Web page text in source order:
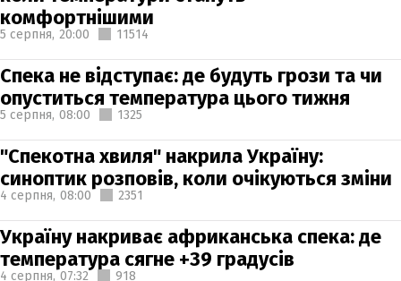
комфортнішими
5 серпня, 20:00 11514
Спека не відступає: де будуть грози та чи
опуститься температура цього тижня
5 серпня, 08:00 1325
"Спекотна хвиля" накрила Україну:
синоптик розповів, коли очікуються зміни
4 серпня, 08:00 2351
Україну накриває африканська спека: де
температура сягне +39 градусів
4 серпня, 07:32 918